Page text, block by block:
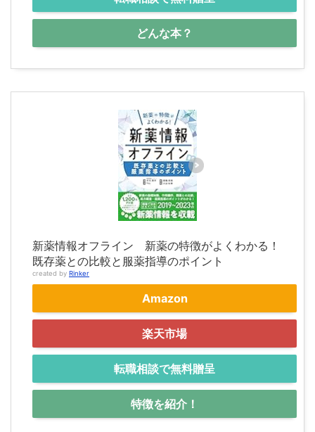
どんな本？
新薬情報オフライン 新薬の特徴がよくわかる！
既存薬との比較と服薬指導のポイント
created by Rinker
Amazon
楽天市場
転職相談で無料贈呈
特徴を紹介！